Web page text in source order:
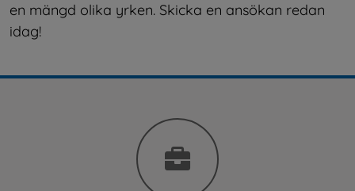
en mängd olika yrken. Skicka en ansökan redan
idag!